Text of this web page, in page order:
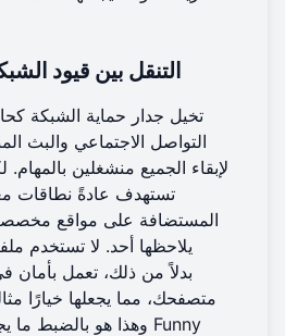
التنقل بين قيود
تخيل جدار حماية الشبكة
التواصل الاجتماعي والبث
لإبقاء الجميع منشغلين
تستهدف عادةً نطاقات
المستضافة على مواقع
يلاحظها أحد. لا تستخدم
متصفحك، مما يجعلها خيارًا
وهذا هو بالضبط ما